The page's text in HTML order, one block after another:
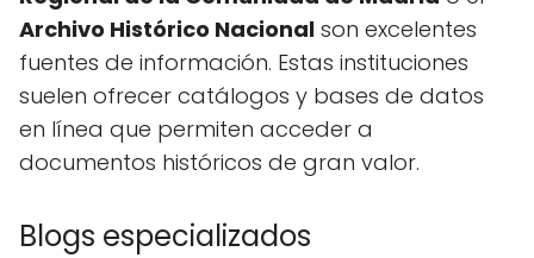
Archivo Histórico Nacional son excelentes
fuentes de información. Estas instituciones
suelen ofrecer catálogos y bases de datos
en línea que permiten acceder a
documentos históricos de gran valor.
Blogs especializados